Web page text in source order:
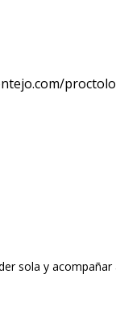
sola y acompañar